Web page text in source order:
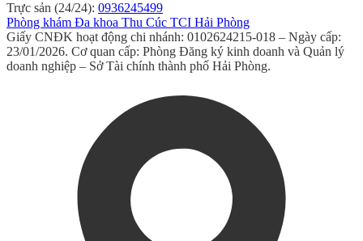
Trực sản (24/24): 0936245499
Phòng khám Đa khoa Thu Cúc TCI Hải Phòng
Giấy CNĐK hoạt động chi nhánh: 0102624215-018 – Ngày cấp:
23/01/2026. Cơ quan cấp: Phòng Đăng ký kinh doanh và Quản lý
doanh nghiệp – Sở Tài chính thành phố Hải Phòng.